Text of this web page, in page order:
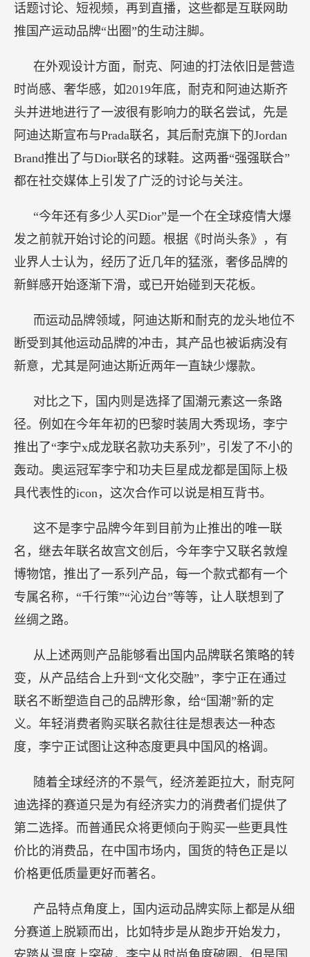
话题讨论、短视频，再到直播，这些都是互联网助
推国产运动品牌“出圈”的生动注脚。
在外观设计方面，耐克、阿迪的打法依旧是营造
时尚感、奢华感，如2019年底，耐克和阿迪达斯齐
头并进地进行了一波很有影响力的联名尝试，先是
阿迪达斯宣布与Prada联名，其后耐克旗下的Jordan
Brand推出了与Dior联名的球鞋。这两番“强强联合”
都在社交媒体上引发了广泛的讨论与关注。
“今年还有多少人买Dior”是一个在全球疫情大爆
发之前就开始讨论的问题。根据《时尚头条》，有
业界人士认为，经历了近几年的猛涨，奢侈品牌的
新鲜感开始逐渐下滑，或已开始碰到天花板。
而运动品牌领域，阿迪达斯和耐克的龙头地位不
断受到其他运动品牌的冲击，其产品也被诟病没有
新意，尤其是阿迪达斯近两年一直缺少爆款。
对比之下，国内则是选择了国潮元素这一条路
径。例如在今年年初的巴黎时装周大秀现场，李宁
推出了“李宁x成龙联名款功夫系列”，引发了不小的
轰动。奥运冠军李宁和功夫巨星成龙都是国际上极
具代表性的icon，这次合作可以说是相互背书。
这不是李宁品牌今年到目前为止推出的唯一联
名，继去年联名故宫文创后，今年李宁又联名敦煌
博物馆，推出了一系列产品，每一个款式都有一个
专属名称，“千行策”“沁边台”等等，让人联想到了
丝绸之路。
从上述两则产品能够看出国内品牌联名策略的转
变，从产品结合上升到“文化交融”，李宁正在通过
联名不断塑造自己的品牌形象，给“国潮”新的定
义。年轻消费者购买联名款往往是想表达一种态
度，李宁正试图让这种态度更具中国风的格调。
随着全球经济的不景气，经济差距拉大，耐克阿
迪选择的赛道只是为有经济实力的消费者们提供了
第二选择。而普通民众将更倾向于购买一些更具性
价比的消费品，在中国市场内，国货的特色正是以
价格更低质量更好而著名。
产品特点角度上，国内运动品牌实际上都是从细
分赛道上脱颖而出，比如特步是从跑步开始发力，